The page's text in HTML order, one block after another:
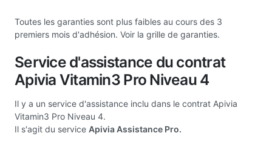
Toutes les garanties sont plus faibles au cours des 3
premiers mois d'adhésion. Voir la grille de garanties.
Service d'assistance du contrat
Apivia Vitamin3 Pro Niveau 4
Il y a un service d'assistance inclu dans le contrat Apivia
Vitamin3 Pro Niveau 4.
Il s'agit du service Apivia Assistance Pro.